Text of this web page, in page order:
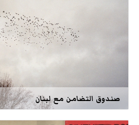
صندوق التضامن مع لبنان